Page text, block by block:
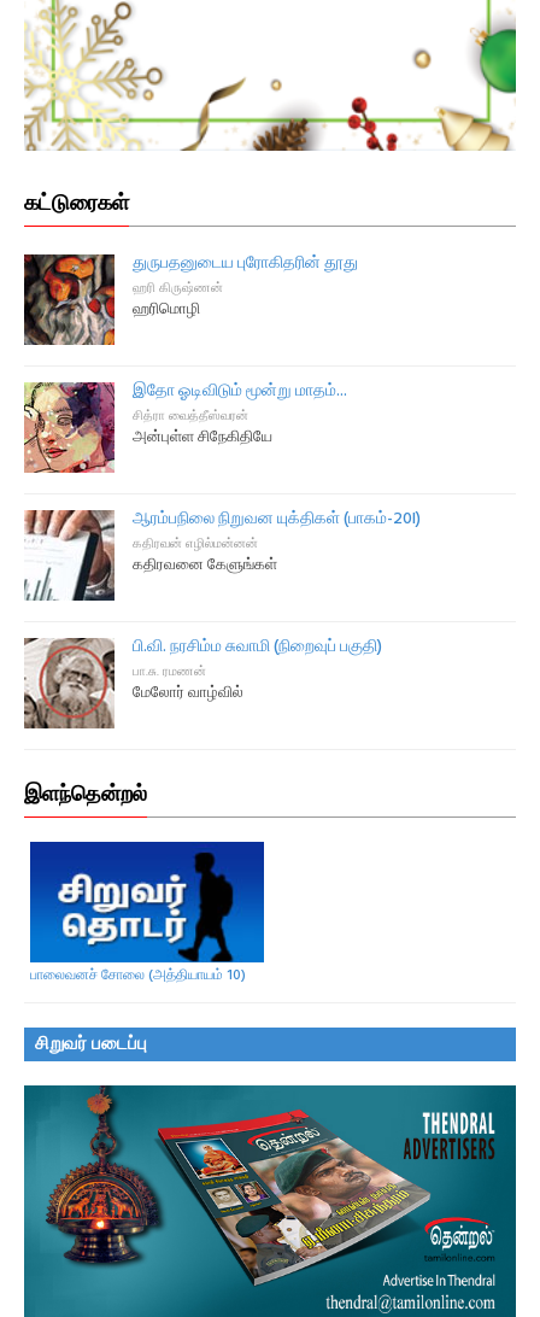
கட்டுரைகள்
துருபதனுடைய புரோகிதரின் தூது
ஹரி கிருஷ்ணன்
ஹரிமொழி
இதோ ஓடிவிடும் மூன்று மாதம்...
சித்ரா வைத்தீஸ்வரன்
அன்புள்ள சிநேகிதியே
ஆரம்பநிலை நிறுவன யுக்திகள் (பாகம்-20I)
கதிரவன் எழில்மன்னன்
கதிரவனை கேளுங்கள்
பி.வி. நரசிம்ம சுவாமி (நிறைவுப் பகுதி)
பா.சு. ரமணன்
மேலோர் வாழ்வில்
இளந்தென்றல்
பாலைவனச் சோலை (அத்தியாயம் 10)
சிறுவர் படைப்பு